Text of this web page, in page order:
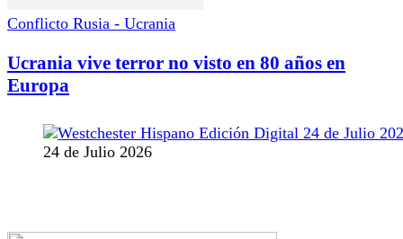
Conflicto Rusia - Ucrania
Ucrania vive terror no visto en 80 años en
Europa
24 de Julio 2026